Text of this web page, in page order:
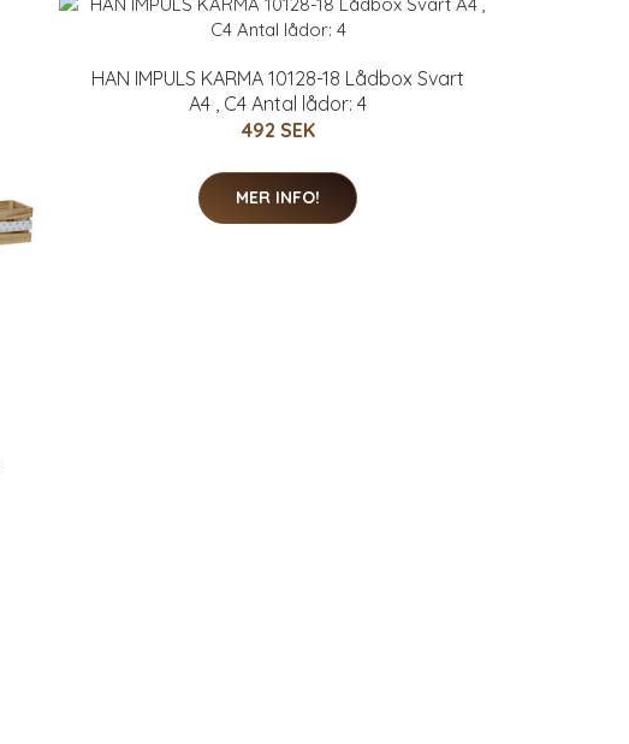
HAN IMPULS KARMA 10128-18 Lådbox Svart
A4 , C4 Antal lådor: 4
492 SEK
MER INFO!